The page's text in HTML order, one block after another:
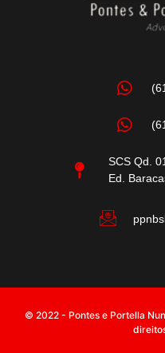
SCS Qd.
Ed.
© 2022 - Pontes e Portella